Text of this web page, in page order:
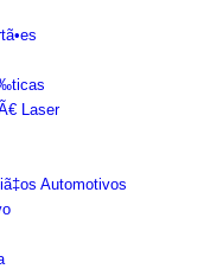
Laser
Automotivos